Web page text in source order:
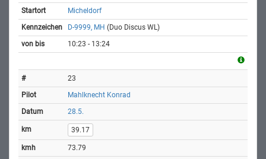
Micheldorf
D-9999, MH (Duo Discus WL)
10:23 - 13:24
23
Mahlknecht Konrad
28.5.
39.17
73.79